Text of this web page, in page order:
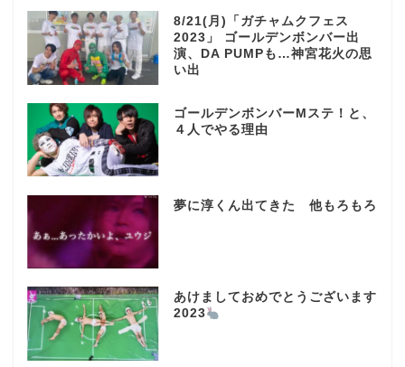
8/21(月)「ガチャムクフェス
2023」 ゴールデンボンバー出
演、DA PUMPも…神宮花火の思
い出
ゴールデンボンバーMステ！と、
４人でやる理由
夢に淳くん出てきた 他もろもろ
あけましておめでとうございます
2023